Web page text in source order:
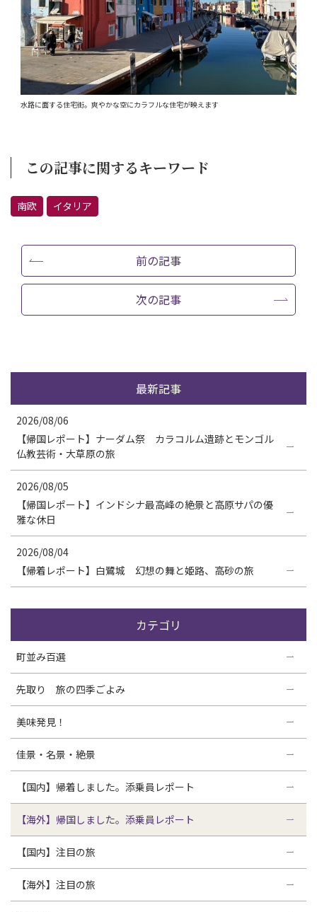
水路に面する住宅街。爽やかな空にカラフルな住宅が映えます
この記事に関するキーワード
南欧 イタリア
前の記事
次の記事
最新記事
2026/08/06
【帰国レポート】ナーダム祭 カラコルム遺跡とモンゴル
仏教芸術・大草原の旅
2026/08/05
【帰国レポート】インドシナ最高峰の絶景と高原サパの優
雅な休日
2026/08/04
【帰着レポート】白鷺城 幻想の舞と姫路、高砂の旅
カテゴリ
町並み百選
先取り 旅の四季ごよみ
美味発見！
佳景・名景・絶景
【国内】帰着しました。添乗員レポート
【海外】帰国しました。添乗員レポート
【国内】注目の旅
【海外】注目の旅